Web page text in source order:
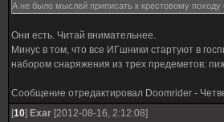
А не было мыслей приписать к крестовому походу
Они есть. Читай внимательнее.
Минус в том, что все ИГшники стартуют в
набором снаряжения из трех предеметов:
Сообщение отредактировал Doomrider -
[10] Exar [2012-08-16, 2:12:08]